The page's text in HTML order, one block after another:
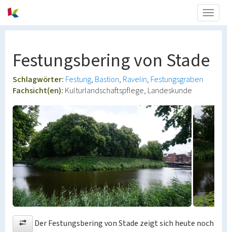
Festungsbering von Stade
Schlagwörter: Festung Bastion Ravelin Festungsgraben
Fachsicht(en): Kulturlandschaftspflege, Landeskunde
Der Festungsbering von Stade zeigt sich heute noch